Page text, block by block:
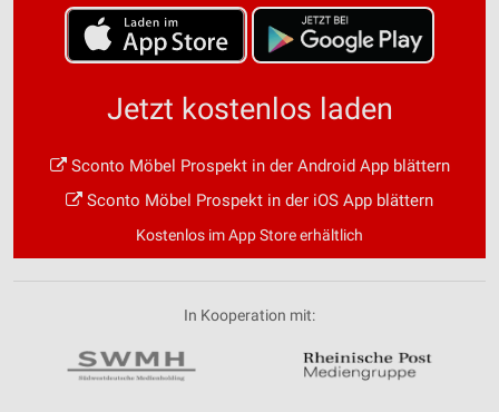
Jetzt kostenlos laden
Sconto Möbel Prospekt in der Android App blättern
Sconto Möbel Prospekt in der iOS App blättern
Kostenlos im App Store erhältlich
In Kooperation mit: